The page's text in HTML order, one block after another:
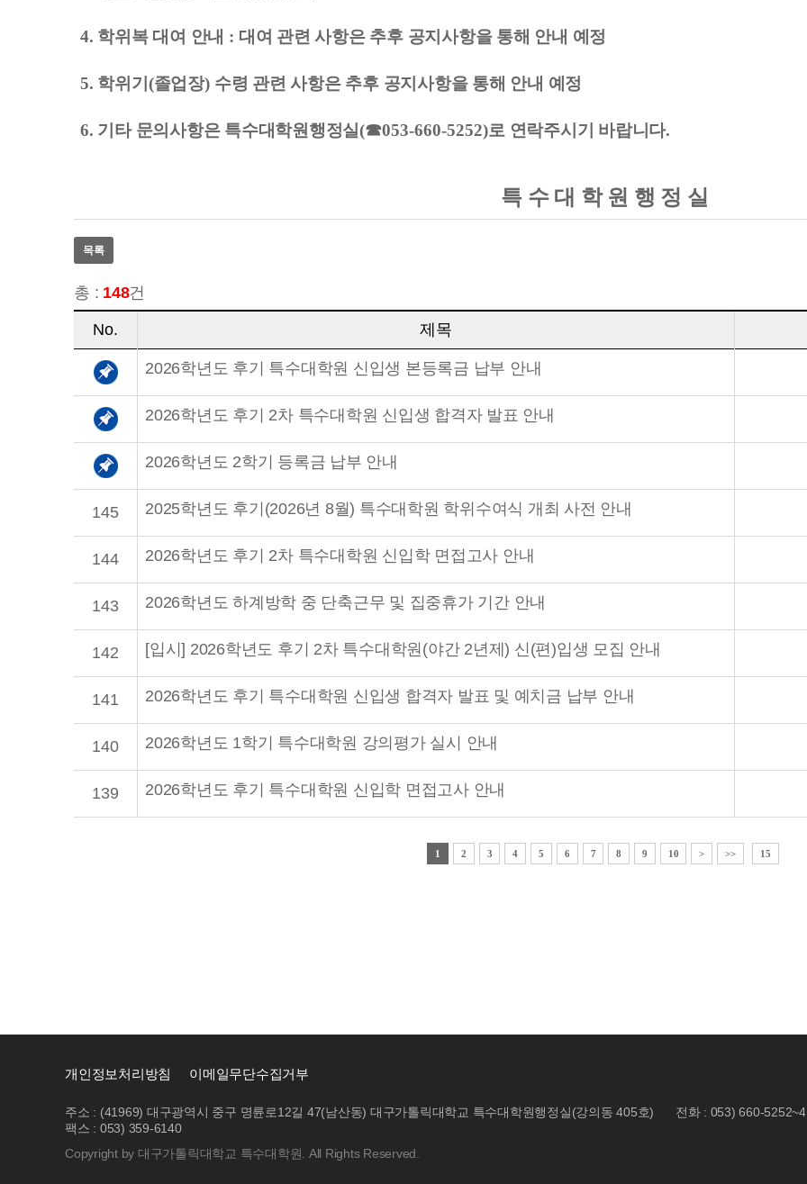
4. 학위복 대여 안내 : 대여 관련 사항은 추후 공지사항을 통해 안내 예정
5. 학위기 (졸업장) 수령 관련 사항은 추후 공지사항을 통해 안내 예정
6. 기타 문의사항은 특수대학원행정실(☎053-660-5252)로 연락주시기 바랍니다.
특 수 대 학 원 행 정 실
목록
총 : 148건
No. 제목
2026학년도 후기 특수대학원 신입생 본등록금 납부 안내
2026학년도 후기 2차 특수대학원 신입생 합격자 발표 안내
2026학년도 2학기 등록금 납부 안내
145 2025학년도 후기(2026년 8월) 특수대학원 학위수여식 개최 사전 안내
144 2026학년도 후기 2차 특수대학원 신입학 면접고사 안내
143 2026학년도 하계방학 중 단축근무 및 집중휴가 기간 안내
142 [입시] 2026학년도 후기 2차 특수대학원(야간 2년제) 신(편)입생 모집 안내
141 2026학년도 후기 특수대학원 신입생 합격자 발표 및 예치금 납부 안내
140 2026학년도 1학기 특수대학원 강의평가 실시 안내
139 2026학년도 후기 특수대학원 신입학 면접고사 안내
1 2 3 4 5 6 7 8 9 10 > >> 15
개인정보처리방침 이메일무단수집거부
주소 : (41969) 대구광역시 중구 명륜로12길 47(남산동) 대구가톨릭대학교 특수대학원행정실(강의동 405호)
전화 : 053) 660-5252~4
팩스 : 053) 359-6140
Copyright by 대구가톨릭대학교 특수대학원. All Rights Reserved.